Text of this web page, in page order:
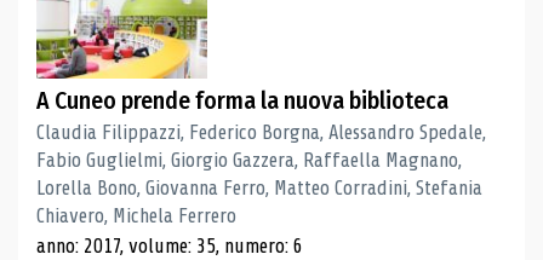
A Cuneo prende forma la nuova biblioteca
Claudia Filippazzi, Federico Borgna, Alessandro Spedale,
Fabio Guglielmi, Giorgio Gazzera, Raffaella Magnano,
Lorella Bono, Giovanna Ferro, Matteo Corradini, Stefania
Chiavero, Michela Ferrero
anno: 2017, volume: 35, numero: 6